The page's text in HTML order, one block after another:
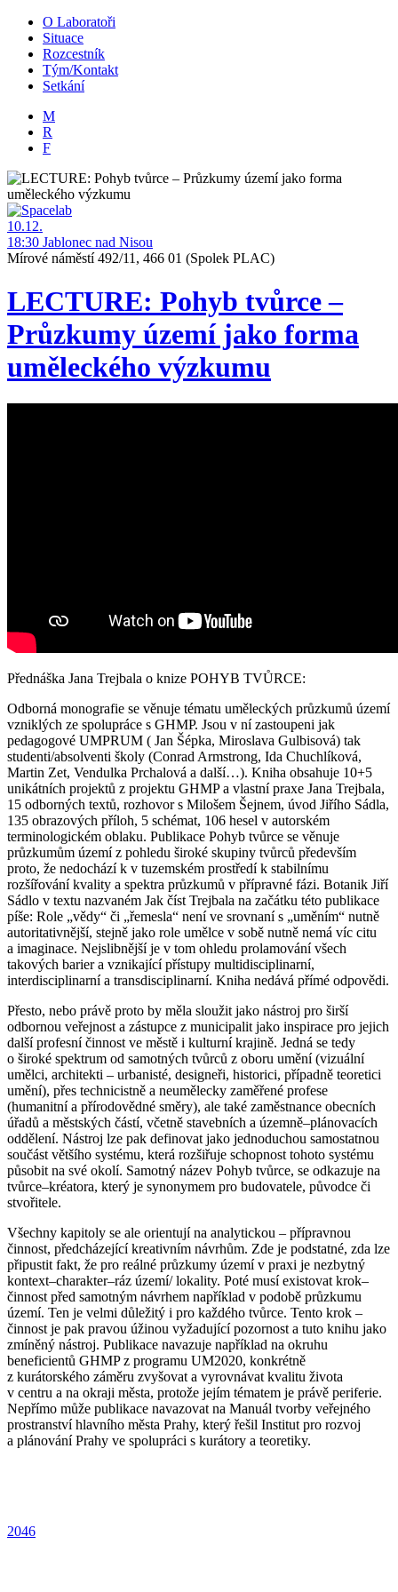
O Laboratoři
Situace
Rozcestník
Tým/Kontakt
Setkání
M
R
F
10.12.
18:30 Jablonec nad Nisou
Mírové náměstí 492/11, 466 01 (Spolek PLAC)
LECTURE: Pohyb tvůrce –
Průzkumy území jako forma
uměleckého výzkumu
Přednáška Jana Trejbala o knize POHYB TVŮRCE:
Odborná monografie se věnuje tématu uměleckých průzkumů území
vzniklých ze spolupráce s GHMP. Jsou v ní zastoupeni jak
pedagogové UMPRUM ( Jan Šépka, Miroslava Gulbisová) tak
studenti/absolventi školy (Conrad Armstrong, Ida Chuchlíková,
Martin Zet, Vendulka Prchalová a další…). Kniha obsahuje 10+5
unikátních projektů z projektu GHMP a vlastní praxe Jana Trejbala,
15 odborných textů, rozhovor s Milošem Šejnem, úvod Jiřího Sádla,
135 obrazových příloh, 5 schémat, 106 hesel v autorském
terminologickém oblaku. Publikace Pohyb tvůrce se věnuje
průzkumům území z pohledu široké skupiny tvůrců především
proto, že nedochází k v tuzemském prostředí k stabilnímu
rozšířování kvality a spektra průzkumů v přípravné fázi. Botanik Jiří
Sádlo v textu nazvaném Jak číst Trejbala na začátku této publikace
píše: Role „vědy“ či „řemesla“ není ve srovnaní s „uměním“ nutně
autoritativnější, stejně jako role umělce v sobě nutně nemá víc citu
a imaginace. Nejslibnější je v tom ohledu prolamování všech
takových barier a vznikající přístupy multidisciplinarní,
interdisciplinarní a transdisciplinarní. Kniha nedává přímé odpovědi.
Přesto, nebo právě proto by měla sloužit jako nástroj pro širší
odbornou veřejnost a zástupce z municipalit jako inspirace pro jejich
další profesní činnost ve městě i kulturní krajině. Jedná se tedy
o široké spektrum od samotných tvůrců z oboru umění (vizuální
umělci, architekti – urbanisté, designeři, historici, případně teoretici
umění), přes technicistně a neumělecky zaměřené profese
(humanitní a přírodovědné směry), ale také zaměstnance obecních
úřadů a městských částí, včetně stavebních a územně–plánovacích
oddělení. Nástroj lze pak definovat jako jednoduchou samostatnou
součást většího systému, která rozšiřuje schopnost tohoto systému
působit na své okolí. Samotný název Pohyb tvůrce, se odkazuje na
tvůrce–kréatora, který je synonymem pro budovatele, původce či
stvořitele.
Všechny kapitoly se ale orientují na analytickou – přípravnou
činnost, předcházející kreativním návrhům. Zde je podstatné, zda lze
připustit fakt, že pro reálné průzkumy území v praxi je nezbytný
kontext–charakter–ráz území/ lokality. Poté musí existovat krok–
činnost před samotným návrhem například v podobě průzkumu
území. Ten je velmi důležitý i pro každého tvůrce. Tento krok –
činnost je pak pravou úžinou vyžadující pozornost a tuto knihu jako
zmíněný nástroj. Publikace navazuje například na okruhu
beneficientů GHMP z programu UM2020, konkrétně
z kurátorského záměru zvyšovat a vyrovnávat kvalitu života
v centru a na okraji města, protože jejím tématem je právě periferie.
Nepřímo může publikace navazovat na Manuál tvorby veřejného
prostranství hlavního města Prahy, který řešil Institut pro rozvoj
a plánování Prahy ve spolupráci s kurátory a teoretiky.
2046